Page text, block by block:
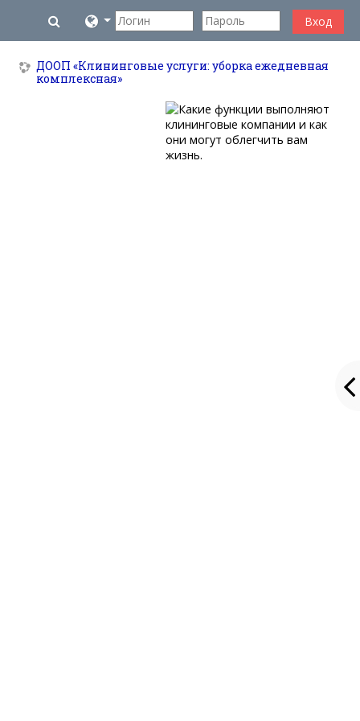
Перейти к основному содержанию
Изменить данные поисковой строки
Вход
ДООП «Клининговые услуги: уборка ежедневная
комплексная»